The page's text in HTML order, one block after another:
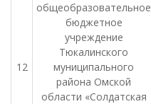
12
общеобразовательное
бюджетное
учреждение
Тюкалинского
муниципального
района Омской
области «Солдатская